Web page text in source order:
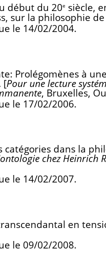
début du 20e siècle,
sur la philosophie
le 14/02/2004.
Prolégomènes à
[Pour une lecture
, Bruxelles,
le 17/02/2006.
dans la
chez Heinrich
le 14/02/2007.
en
le 09/02/2008.